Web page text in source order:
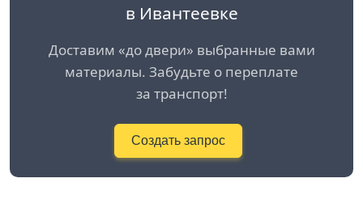
в Ивантеевке
Доставим «до двери» выбранные вами
материалы. Забудьте о переплате
за транспорт!
Создать запрос